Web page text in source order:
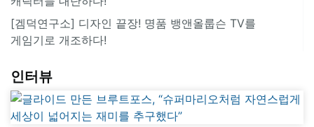
[겜덕연구소] 디자인 끝장! 명품 뱅앤올룹슨 TV를
게임기로 개조하다!
인터뷰